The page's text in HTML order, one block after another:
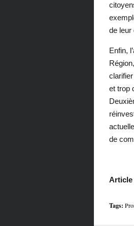
de leur
Enfin,
et trop
de
Article
Tags: